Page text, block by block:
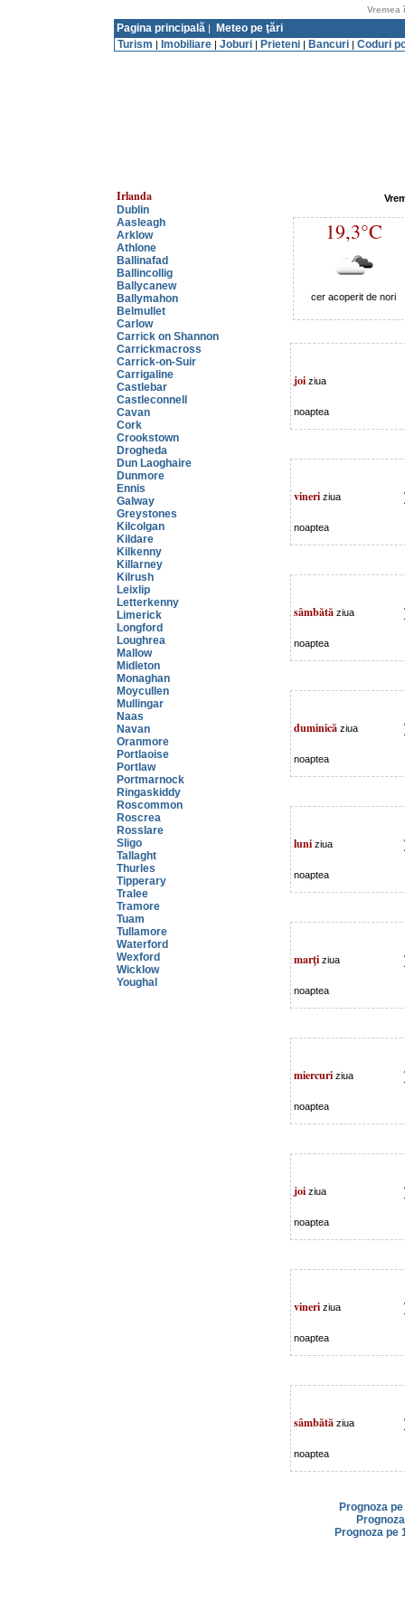
Vremea
Pagina principală |
Meteo pe ţări
Turism | Imobiliare | Joburi | Prieteni | Bancuri | Coduri
Irlanda
Dublin
Aasleagh
Arklow
Athlone
Ballinafad
Ballincollig
Ballycanew
Ballymahon
Belmullet
Carlow
Carrick on Shannon
Carrickmacross
Carrick-on-Suir
Carrigaline
Castlebar
Castleconnell
Cavan
Cork
Crookstown
Drogheda
Dun Laoghaire
Dunmore
Ennis
Galway
Greystones
Kilcolgan
Kildare
Kilkenny
Killarney
Kilrush
Leixlip
Letterkenny
Limerick
Longford
Loughrea
Mallow
Midleton
Monaghan
Moycullen
Mullingar
Naas
Navan
Oranmore
Portlaoise
Portlaw
Portmarnock
Ringaskiddy
Roscommon
Roscrea
Rosslare
Sligo
Tallaght
Thurles
Tipperary
Tralee
Tramore
Tuam
Tullamore
Waterford
Wexford
Wicklow
Youghal
19,3°C
cer acoperit de nori
joi ziua
noaptea
vineri ziua
noaptea
sâmbătă ziua
noaptea
duminică ziua
noaptea
luni ziua
noaptea
marţi ziua
noaptea
miercuri ziua
noaptea
joi ziua
noaptea
vineri ziua
noaptea
sâmbătă ziua
noaptea
Prognoza
Prognoza pe